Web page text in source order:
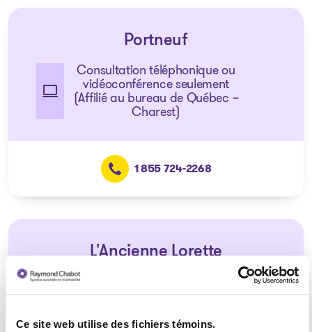
Ce site web utilise des fichiers témoins.
Portneuf
Consultation téléphonique ou
vidéoconférence seulement
(Affilié au bureau de Québec –
Charest)
1 855 724-2268
L'Ancienne Lorette
Consultation téléphonique ou
vidéoconférence seulement
Loretteville)